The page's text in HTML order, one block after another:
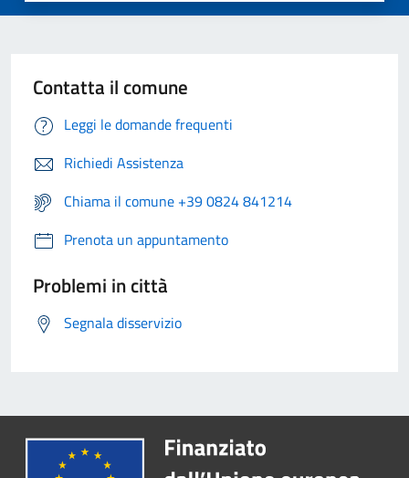
Contatta il comune
Leggi le domande frequenti
Richiedi Assistenza
Chiama il comune +39 0824 841214
Prenota un appuntamento
Problemi in città
Segnala disservizio